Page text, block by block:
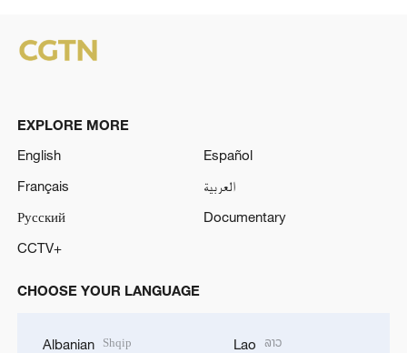
EXPLORE MORE
English
Español
Français
العربية
Русский
Documentary
CCTV+
CHOOSE YOUR LANGUAGE
Albanian Shqip Lao ລາວ